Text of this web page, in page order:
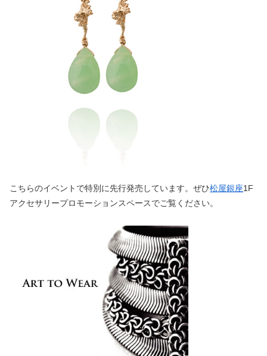
こちらのイベントで特別に先行発売しています。ぜひ松屋銀座1F
アクセサリープロモーションスペースでご覧ください。